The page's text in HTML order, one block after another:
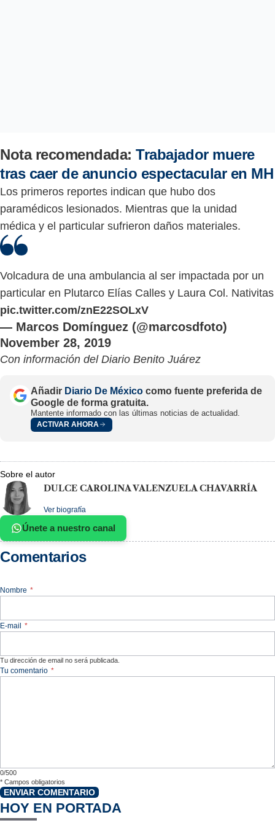
Nota recomendada: Trabajador muere
tras caer de anuncio espectacular en MH
Los primeros reportes indican que hubo dos
paramédicos lesionados. Mientras que la unidad
médica y el particular sufrieron daños materiales.
Volcadura de una ambulancia al ser impactada por un
particular en Plutarco Elías Calles y Laura Col. Nativitas
pic.twitter.com/znE22SOLxV
— Marcos Domínguez (@marcosdfoto)
November 28, 2019
Con información del Diario Benito Juárez
Añadir Diario De México como fuente preferida de
Google de forma gratuita.
Mantente informado con las últimas noticias de actualidad.
ACTIVAR AHORA
Sobre el autor
DULCE CAROLINA VALENZUELA CHAVARRÍA
Ver biografía
Únete a nuestro canal
Comentarios
Nombre *
E-mail *
Tu dirección de email no será publicada.
Tu comentario *
0/500
* Campos obligatorios
ENVIAR COMENTARIO
HOY EN PORTADA